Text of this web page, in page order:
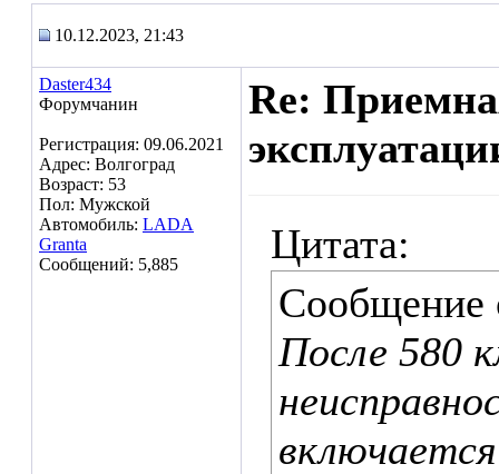
10.12.2023, 21:43
Daster434
Форумчанин
Регистрация: 09.06.2021
Адрес: Волгоград
Возраст: 53
Пол: Мужской
Автомобиль: LADA
Granta
Сообщений: 5,885
Re:
Цитата:
Сообщение
После 580